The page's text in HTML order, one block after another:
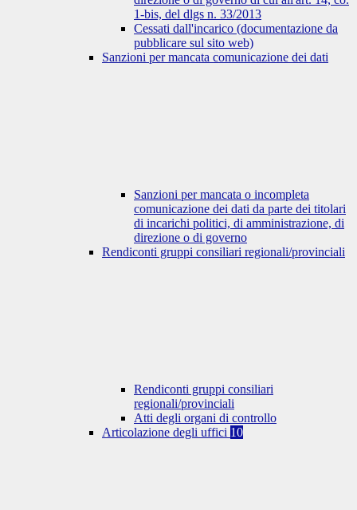
1-bis, del dlgs n. 33/2013
Cessati dall'incarico (documentazione da
pubblicare sul sito web)
Sanzioni per mancata comunicazione dei dati
Sanzioni per mancata o incompleta
comunicazione dei dati da parte dei titolari
di incarichi politici, di amministrazione, di
direzione o di governo
Rendiconti gruppi consiliari regionali/provinciali
Rendiconti gruppi consiliari
regionali/provinciali
Atti degli organi di controllo
Articolazione degli uffici 10